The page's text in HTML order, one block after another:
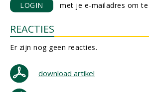
LOGIN met je e-mailadres om te
REACTIES
Er zijn nog geen reacties.
download artikel